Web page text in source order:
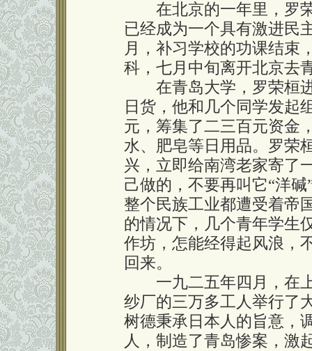
在北京的一年里，罗荣
已经成为一个具有激进民
月，补习学校的功课结束
科，七月中旬离开北京去
在青岛大学，罗荣桓进
日货，他和几个同学发起
元，筹集了二三百元资金
水、肥皂等日用品。罗荣
兴，立即给南湾老家寄了
己做的，不要再叫它“洋
整个民族工业都遭受着帝
的情况下，几个青年学生
作坊，怎能经得起风浪，
回来。
一九二五年四月，在上
纱厂的三万多工人举行了
树德秉承日本人的旨意，
人，制造了青岛惨案，激